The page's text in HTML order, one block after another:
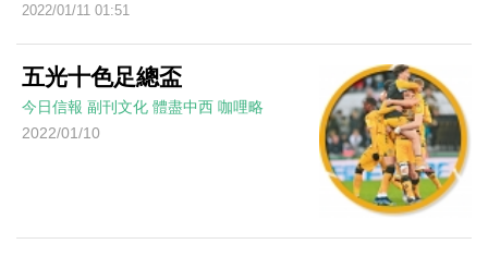
2022/01/11 01:51
五光十色足總盃
今日信報 副刊文化 體盡中西 咖哩略
2022/01/10